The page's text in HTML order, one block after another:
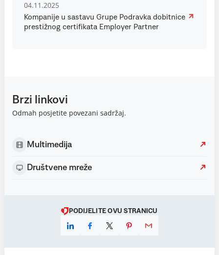
04.11.2025
Kompanije u sastavu Grupe Podravka dobitnice
prestižnog certifikata Employer Partner
Brzi linkovi
Odmah posjetite povezani sadržaj.
Multimedija
Društvene mreže
PODIJELITE OVU STRANICU